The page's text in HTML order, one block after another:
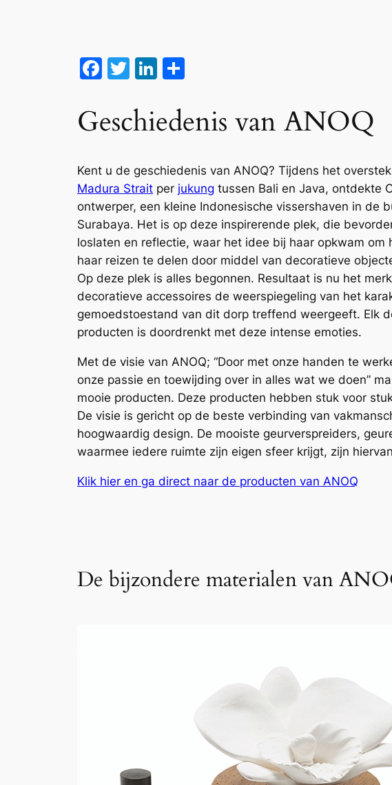
Facebook
TwitterLinkedIn
Geschiedenis van ANOQ
Kent u de geschiedenis van ANOQ? Tijdens het
Madura Strait per jukung tussen Bali en Java, ontdekte
ontwerper, een kleine Indonesische vissershaven in de
Surabaya. Het is op deze inspirerende plek, die
loslaten en reflectie, waar het idee bij haar opkwam om
haar reizen te delen door middel van decoratieve
Op deze plek is alles begonnen. Resultaat is nu het
decoratieve accessoires de weerspiegeling van het
gemoedstoestand van dit dorp treffend weergeeft. Elk
producten is doordrenkt met deze intense emoties.
Met de visie van ANOQ; “Door met onze handen te
onze passie en toewijding over in alles wat we doen”
mooie producten. Deze producten hebben stuk voor
De visie is gericht op de beste verbinding van
hoogwaardig design. De mooiste geurverspreiders,
waarmee iedere ruimte zijn eigen sfeer krijgt, zijn
Klik hier en ga direct naar de producten van ANOQ
De bijzondere materialen van